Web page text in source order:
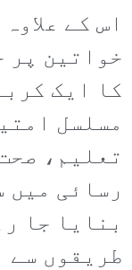
اس کے
خواتین پر
کا ایک
مسلسل
تعلیم،
رسائی میں
بنایا جا
طریقوں سے